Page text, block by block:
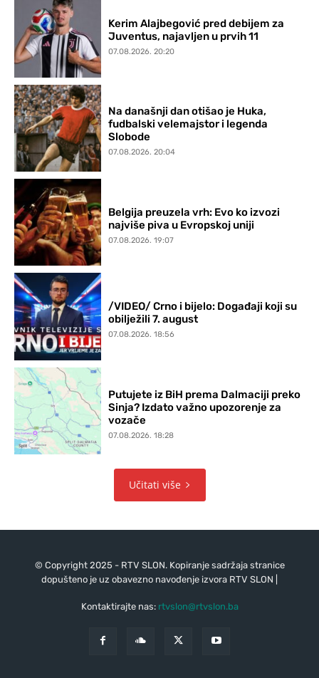
Kerim Alajbegović pred debijem za
Juventus, najavljen u prvih 11
07.08.2026. 20:20
Na današnji dan otišao je Huka,
fudbalski velemajstor i legenda
Slobode
07.08.2026. 20:04
Belgija preuzela vrh: Evo ko izvozi
najviše piva u Evropskoj uniji
07.08.2026. 19:07
/VIDEO/ Crno i bijelo: Događaji koji su
obilježili 7. august
07.08.2026. 18:56
Putujete iz BiH prema Dalmaciji preko
Sinja? Izdato važno upozorenje za
vozače
07.08.2026. 18:28
Učitati više
© Copyright 2025 - RTV SLON. Kopiranje sadržaja stranice
dopušteno je uz obavezno navođenje izvora RTV SLON |
Kontaktirajte nas: rtvslon@rtvslon.ba